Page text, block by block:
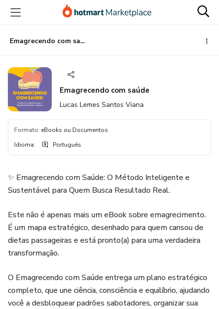
para
conteúdo
principal
para
pagamento
para
rodapé
Emagrecendo com saúde
Emagrecendo com saúde
Lucas Lemes Santos Viana
Formato: eBooks ou Documentos
Idioma: Português
✨ Emagrecendo com Saúde: O Método Inteligente e
Sustentável para Quem Busca Resultado Real.
Este não é apenas mais um eBook sobre emagrecimento.
É um mapa estratégico, desenhado para quem cansou de
dietas passageiras e está pronto(a) para uma verdadeira
transformação.
O Emagrecendo com Saúde entrega um plano estratégico
completo, que une ciência, consciência e equilíbrio, ajudando
você a desbloquear padrões sabotadores, organizar sua